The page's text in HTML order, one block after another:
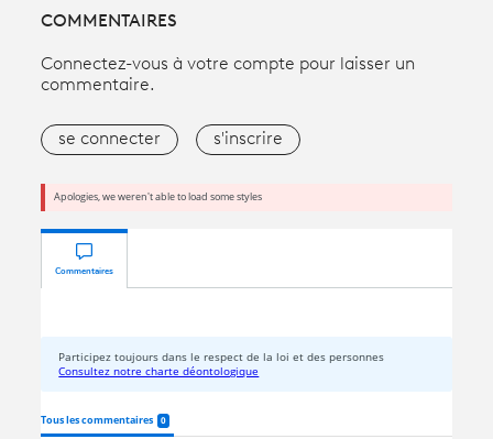
COMMENTAIRES
Connectez-vous à votre compte pour laisser un
commentaire.
se connecter s'inscrire